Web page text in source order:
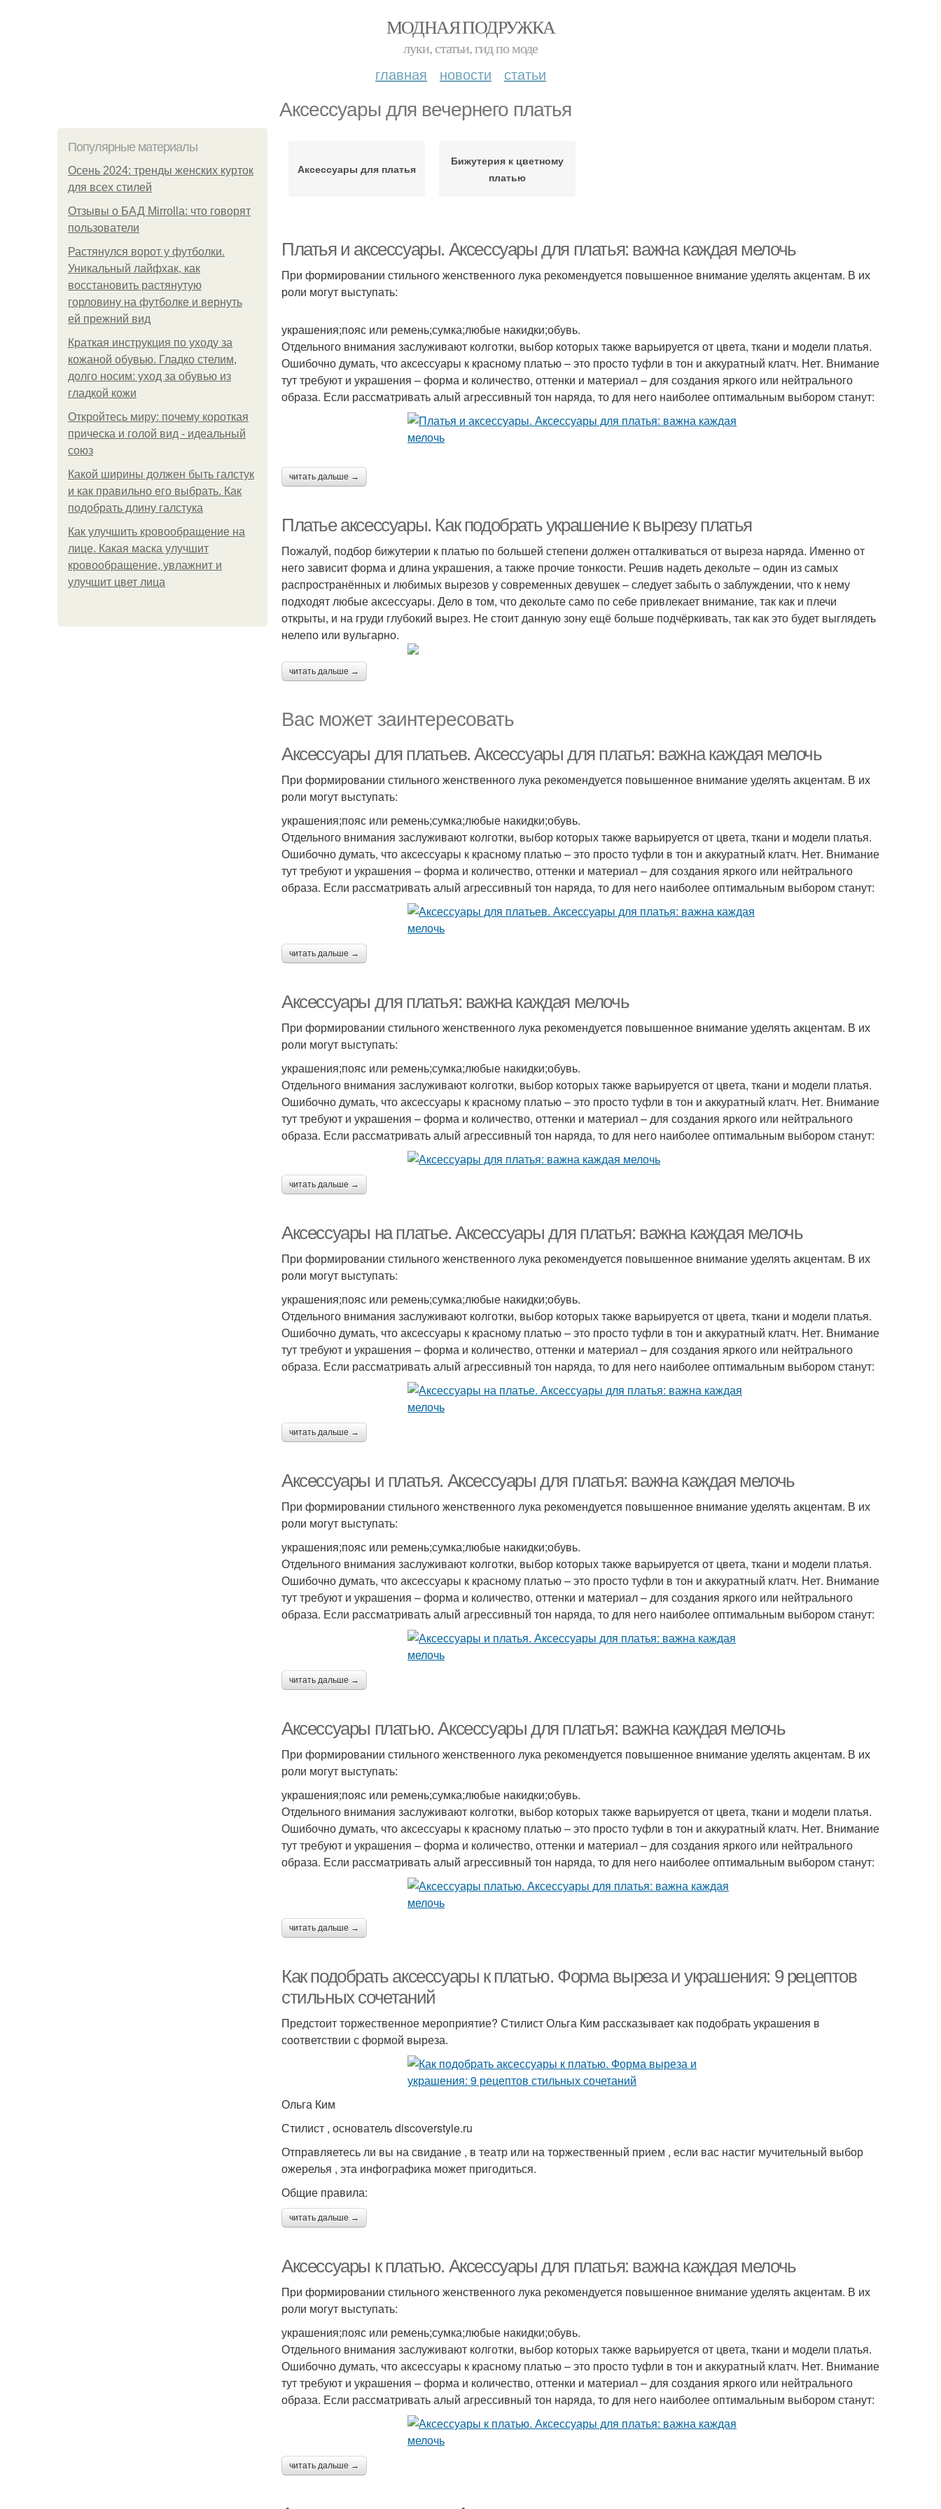
МОДНАЯ ПОДРУЖКА
луки, статьи, гид по моде
главная новости статьи
Аксессуары для вечернего платья
Популярные материалы
Осень 2024: тренды женских курток
для всех стилей
Отзывы о БАД Mirrolla: что говорят
пользователи
Растянулся ворот у футболки.
Уникальный лайфхак, как
восстановить растянутую
горловину на футболке и вернуть
ей прежний вид
Краткая инструкция по уходу за
кожаной обувью. Гладко стелим,
долго носим: уход за обувью из
гладкой кожи
Откройтесь миру: почему короткая
прическа и голой вид - идеальный
союз
Какой ширины должен быть галстук
и как правильно его выбрать. Как
подобрать длину галстука
Как улучшить кровообращение на
лице. Какая маска улучшит
кровообращение, увлажнит и
улучшит цвет лица
Аксессуары для платья
Бижутерия к цветному
платью
Платья и аксессуары. Аксессуары для платья: важна каждая мелочь
При формировании стильного женственного лука рекомендуется повышенное внимание уделять акцентам. В их
роли могут выступать:
украшения;пояс или ремень;сумка;любые накидки;обувь.
Отдельного внимания заслуживают колготки, выбор которых также варьируется от цвета, ткани и модели платья.
Ошибочно думать, что аксессуары к красному платью – это просто туфли в тон и аккуратный клатч. Нет. Внимание
тут требуют и украшения – форма и количество, оттенки и материал – для создания яркого или нейтрального
образа. Если рассматривать алый агрессивный тон наряда, то для него наиболее оптимальным выбором станут:
читать дальше →
Платье аксессуары. Как подобрать украшение к вырезу платья
Пожалуй, подбор бижутерии к платью по большей степени должен отталкиваться от выреза наряда. Именно от
него зависит форма и длина украшения, а также прочие тонкости. Решив надеть декольте – один из самых
распространённых и любимых вырезов у современных девушек – следует забыть о заблуждении, что к нему
подходят любые аксессуары. Дело в том, что декольте само по себе привлекает внимание, так как и плечи
открыты, и на груди глубокий вырез. Не стоит данную зону ещё больше подчёркивать, так как это будет выглядеть
нелепо или вульгарно.
читать дальше →
Вас может заинтересовать
Аксессуары для платьев. Аксессуары для платья: важна каждая мелочь
При формировании стильного женственного лука рекомендуется повышенное внимание уделять акцентам. В их
роли могут выступать:
украшения;пояс или ремень;сумка;любые накидки;обувь.
Отдельного внимания заслуживают колготки, выбор которых также варьируется от цвета, ткани и модели платья.
Ошибочно думать, что аксессуары к красному платью – это просто туфли в тон и аккуратный клатч. Нет. Внимание
тут требуют и украшения – форма и количество, оттенки и материал – для создания яркого или нейтрального
образа. Если рассматривать алый агрессивный тон наряда, то для него наиболее оптимальным выбором станут:
читать дальше →
Аксессуары для платья: важна каждая мелочь
При формировании стильного женственного лука рекомендуется повышенное внимание уделять акцентам. В их
роли могут выступать:
украшения;пояс или ремень;сумка;любые накидки;обувь.
Отдельного внимания заслуживают колготки, выбор которых также варьируется от цвета, ткани и модели платья.
Ошибочно думать, что аксессуары к красному платью – это просто туфли в тон и аккуратный клатч. Нет. Внимание
тут требуют и украшения – форма и количество, оттенки и материал – для создания яркого или нейтрального
образа. Если рассматривать алый агрессивный тон наряда, то для него наиболее оптимальным выбором станут:
читать дальше →
Аксессуары на платье. Аксессуары для платья: важна каждая мелочь
При формировании стильного женственного лука рекомендуется повышенное внимание уделять акцентам. В их
роли могут выступать:
украшения;пояс или ремень;сумка;любые накидки;обувь.
Отдельного внимания заслуживают колготки, выбор которых также варьируется от цвета, ткани и модели платья.
Ошибочно думать, что аксессуары к красному платью – это просто туфли в тон и аккуратный клатч. Нет. Внимание
тут требуют и украшения – форма и количество, оттенки и материал – для создания яркого или нейтрального
образа. Если рассматривать алый агрессивный тон наряда, то для него наиболее оптимальным выбором станут:
читать дальше →
Аксессуары и платья. Аксессуары для платья: важна каждая мелочь
При формировании стильного женственного лука рекомендуется повышенное внимание уделять акцентам. В их
роли могут выступать:
украшения;пояс или ремень;сумка;любые накидки;обувь.
Отдельного внимания заслуживают колготки, выбор которых также варьируется от цвета, ткани и модели платья.
Ошибочно думать, что аксессуары к красному платью – это просто туфли в тон и аккуратный клатч. Нет. Внимание
тут требуют и украшения – форма и количество, оттенки и материал – для создания яркого или нейтрального
образа. Если рассматривать алый агрессивный тон наряда, то для него наиболее оптимальным выбором станут:
читать дальше →
Аксессуары платью. Аксессуары для платья: важна каждая мелочь
При формировании стильного женственного лука рекомендуется повышенное внимание уделять акцентам. В их
роли могут выступать:
украшения;пояс или ремень;сумка;любые накидки;обувь.
Отдельного внимания заслуживают колготки, выбор которых также варьируется от цвета, ткани и модели платья.
Ошибочно думать, что аксессуары к красному платью – это просто туфли в тон и аккуратный клатч. Нет. Внимание
тут требуют и украшения – форма и количество, оттенки и материал – для создания яркого или нейтрального
образа. Если рассматривать алый агрессивный тон наряда, то для него наиболее оптимальным выбором станут:
читать дальше →
Как подобрать аксессуары к платью. Форма выреза и украшения: 9 рецептов
стильных сочетаний
Предстоит торжественное мероприятие? Стилист Ольга Ким рассказывает как подобрать украшения в
соответствии с формой выреза.
Ольга Ким
Стилист , основатель discoverstyle.ru
Отправляетесь ли вы на свидание , в театр или на торжественный прием , если вас настиг мучительный выбор
ожерелья , эта инфографика может пригодиться.
Общие правила:
читать дальше →
Аксессуары к платью. Аксессуары для платья: важна каждая мелочь
При формировании стильного женственного лука рекомендуется повышенное внимание уделять акцентам. В их
роли могут выступать:
украшения;пояс или ремень;сумка;любые накидки;обувь.
Отдельного внимания заслуживают колготки, выбор которых также варьируется от цвета, ткани и модели платья.
Ошибочно думать, что аксессуары к красному платью – это просто туфли в тон и аккуратный клатч. Нет. Внимание
тут требуют и украшения – форма и количество, оттенки и материал – для создания яркого или нейтрального
образа. Если рассматривать алый агрессивный тон наряда, то для него наиболее оптимальным выбором станут:
читать дальше →